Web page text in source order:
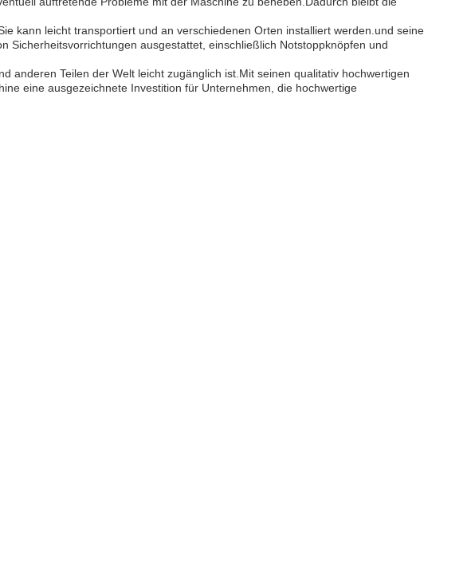
kann leicht transportiert und an verschiedenen Orten installiert werden.und seine
Sicherheitsvorrichtungen ausgestattet, einschließlich Notstoppknöpfen und
anderen Teilen der Welt leicht zugänglich ist.Mit seinen qualitativ hochwertigen
eine ausgezeichnete Investition für Unternehmen, die hochwertige